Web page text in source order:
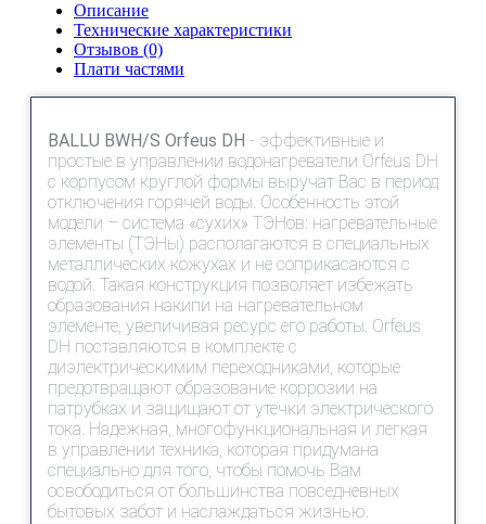
Описание
Технические характеристики
Отзывов (0)
Плати частями
BALLU BWH/S Orfeus DH - эффективные и
простые в управлении водонагреватели Orfeus DH
с корпусом круглой формы выручат Вас в период
отключения горячей воды. Особенность этой
модели – система «сухих» ТЭНов: нагревательные
элементы (ТЭНы) располагаются в специальных
металлических кожухах и не соприкасаются с
водой. Такая конструкция позволяет избежать
образования накипи на нагревательном
элементе, увеличивая ресурс его работы. Orfeus
DH поставляются в комплекте с
диэлектрическимим переходниками, которые
предотвращают образование коррозии на
патрубках и защищают от утечки электрического
тока. Надежная, многофункциональная и легкая
в управлении техника, которая придумана
специально для того, чтобы помочь Вам
освободиться от большинства повседневных
бытовых забот и наслаждаться жизнью.